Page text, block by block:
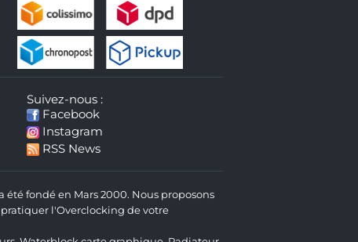
Suivez-nous :
Facebook
Instagram
RSS News
fondé en Mars 2000. Nous proposons
l'Overclocking de votre